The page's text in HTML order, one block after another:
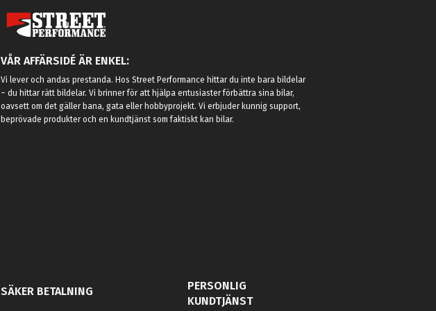
VÅR AFFÄRSIDÉ ÄR ENKEL:
Vi lever och andas prestanda. Hos Street Performance hittar du inte bara bildelar
– du hittar rätt bildelar. Vi brinner för att hjälpa entusiaster förbättra sina bilar,
oavsett om det gäller bana, gata eller hobbyprojekt. Vi erbjuder kunnig support,
beprövade produkter och en kundtjänst som faktiskt kan bilar.
SÄKER BETALNING
PERSONLIG
KUNDTJÄNST